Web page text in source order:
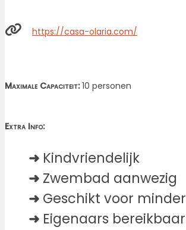
https://casa-olaria.com/
Maximale Capaciteit:10 personen
Extra Info:
➜ Kindvriendelijk
➜ Zwembad aanwezig
➜ Geschikt voor
➜ Eigenaars